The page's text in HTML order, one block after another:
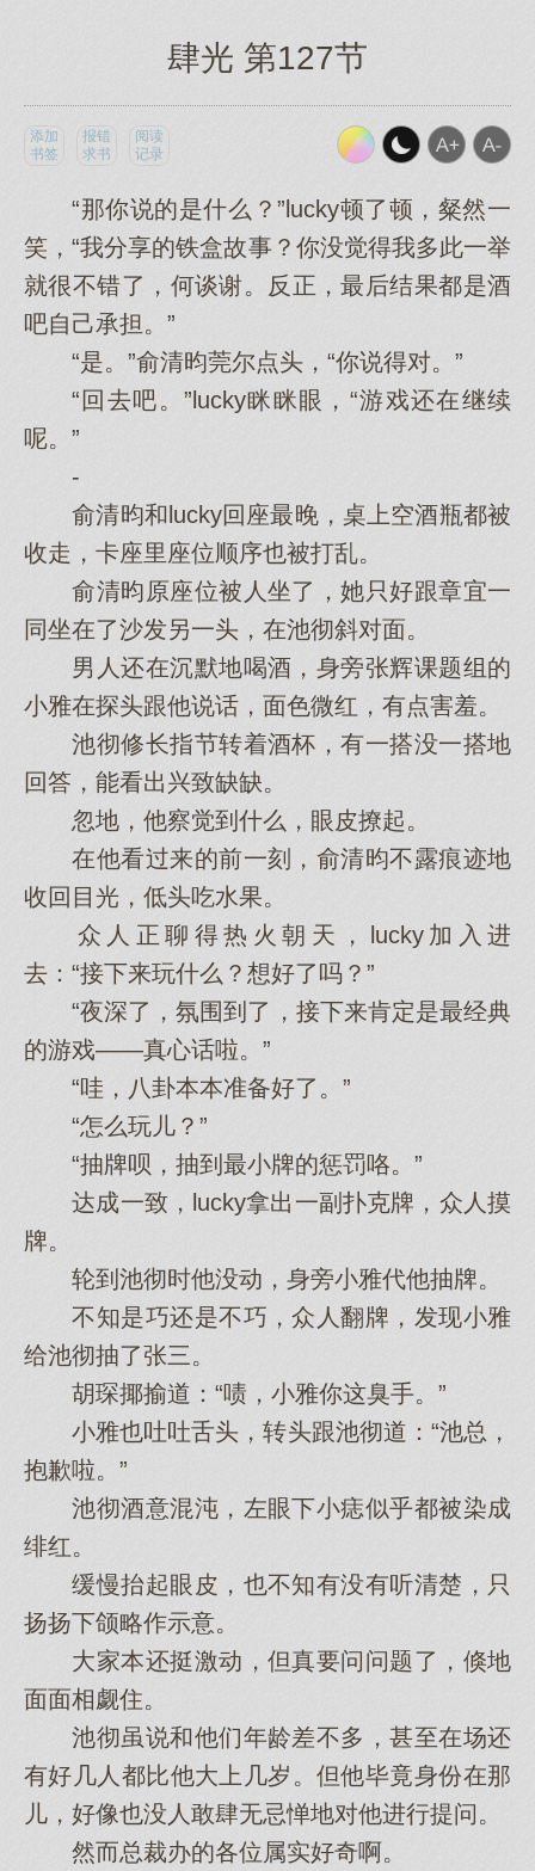
肆光 第127节
添加
书签
报错
求书
阅读
记录
“那你说的是什么？”lucky顿了顿，粲然一
笑，“我分享的铁盒故事？你没觉得我多此一举
就很不错了，何谈谢。反正，最后结果都是酒
吧自己承担。”
“是。”俞清昀莞尔点头，“你说得对。”
“回去吧。”lucky眯眯眼，“游戏还在继续
呢。”
-
俞清昀和lucky回座最晚，桌上空酒瓶都被
收走，卡座里座位顺序也被打乱。
俞清昀原座位被人坐了，她只好跟章宜一
同坐在了沙发另一头，在池彻斜对面。
男人还在沉默地喝酒，身旁张辉课题组的
小雅在探头跟他说话，面色微红，有点害羞。
池彻修长指节转着酒杯，有一搭没一搭地
回答，能看出兴致缺缺。
忽地，他察觉到什么，眼皮撩起。
在他看过来的前一刻，俞清昀不露痕迹地
收回目光，低头吃水果。
众人正聊得热火朝天，lucky加入进
去：“接下来玩什么？想好了吗？”
“夜深了，氛围到了，接下来肯定是最经典
的游戏——真心话啦。”
“哇，八卦本本准备好了。”
“怎么玩儿？”
“抽牌呗，抽到最小牌的惩罚咯。”
达成一致，lucky拿出一副扑克牌，众人摸
牌。
轮到池彻时他没动，身旁小雅代他抽牌。
不知是巧还是不巧，众人翻牌，发现小雅
给池彻抽了张三。
胡琛揶揄道：“啧，小雅你这臭手。”
小雅也吐吐舌头，转头跟池彻道：“池总，
抱歉啦。”
池彻酒意混沌，左眼下小痣似乎都被染成
绯红。
缓慢抬起眼皮，也不知有没有听清楚，只
扬扬下颌略作示意。
大家本还挺激动，但真要问问题了，倏地
面面相觑住。
池彻虽说和他们年龄差不多，甚至在场还
有好几人都比他大上几岁。但他毕竟身份在那
儿，好像也没人敢肆无忌惮地对他进行提问。
然而总裁办的各位属实好奇啊。